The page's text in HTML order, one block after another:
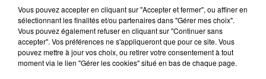
Des tentatives de fraudes à Mainvilliers
Des personnes malveillantes tentent de voler vos
informations personnelles.
LE GRAND FORMAT Voir plus
Vous pouvez accepter en cliquant sur "Accepter et fermer", ou affiner en
sélectionnant les finalités et/ou partenaires dans "Gérer mes choix".
Vous pouvez également refuser en cliquant sur "Continuer sans
accepter". Vos préférences ne s'appliqueront que pour ce site. Vous
pouvez mettre à jour vos choix, ou retirer votre consentement à tout
moment via le lien "Gérer les cookies" situé en bas de chaque page.